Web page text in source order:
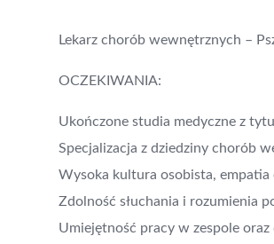
Lekarz chorób wewnętrznych –
OCZEKIWANIA:
Ukończone studia medyczne z
Specjalizacja z dziedziny chorób
Wysoka kultura osobista,
Zdolność słuchania i rozumienia
Umiejętność pracy w zespole